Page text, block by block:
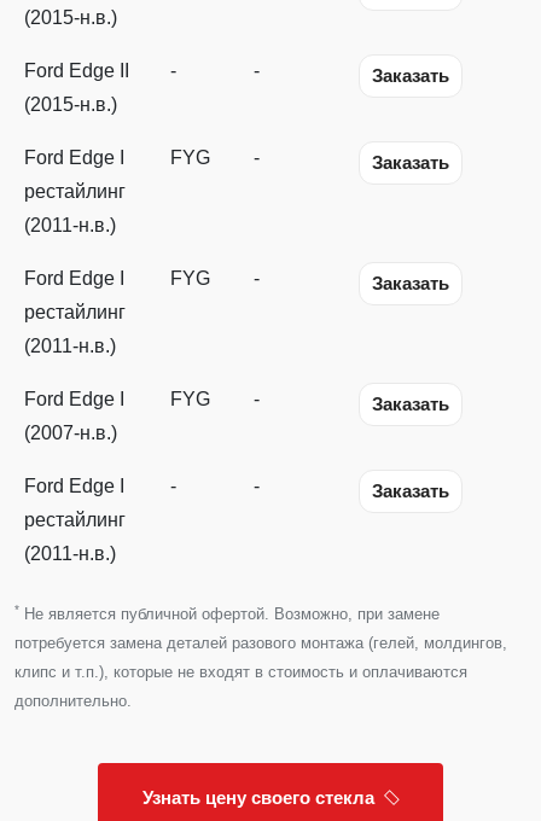
(2015-н.в.)
Ford Edge II
(2015-н.в.)
- - Заказать
Ford Edge I
рестайлинг
(2011-н.в.)
FYG - Заказать
Ford Edge I
рестайлинг
(2011-н.в.)
FYG - Заказать
Ford Edge I
(2007-н.в.)
FYG - Заказать
Ford Edge I
рестайлинг
(2011-н.в.)
- - Заказать
* Не является публичной офертой. Возможно, при замене
потребуется замена деталей разового монтажа (гелей, молдингов,
клипс и т.п.), которые не входят в стоимость и оплачиваются
дополнительно.
Узнать цену своего стекла